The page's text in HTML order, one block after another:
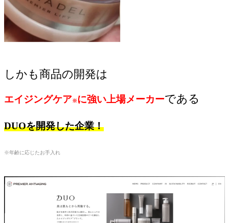
しかも商品の開発は
エイジングケア※に強い上場メーカーである
DUOを開発した企業！
※年齢に応じたお手入れ